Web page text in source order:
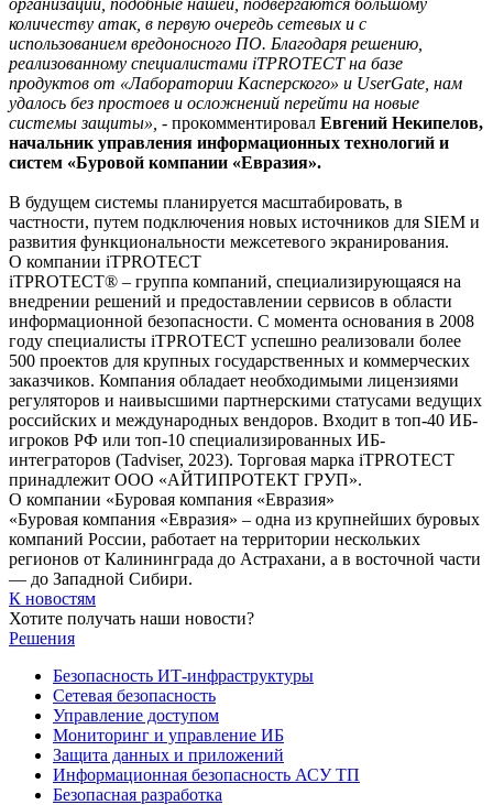
количеству атак, в первую очередь сетевых и с
использованием вредоносного ПО. Благодаря решению,
реализованному специалистами iTPROTECT на базе
продуктов от «Лаборатории Касперского» и UserGate, нам
удалось без простоев и осложнений перейти на новые
системы защиты», - прокомментировал Евгений Некипелов,
начальник управления информационных технологий и
систем «Буровой компании «Евразия».
В будущем системы планируется масштабировать, в
частности, путем подключения новых источников для SIEM и
развития функциональности межсетевого экранирования.
О компании iTPROTECT
iTPROTECT® – группа компаний, специализирующаяся на
внедрении решений и предоставлении сервисов в области
информационной безопасности. С момента основания в 2008
году специалисты iTPROTECT успешно реализовали более
500 проектов для крупных государственных и коммерческих
заказчиков. Компания обладает необходимыми лицензиями
регуляторов и наивысшими партнерскими статусами ведущих
российских и международных вендоров. Входит в топ-40 ИБ-
игроков РФ или топ-10 специализированных ИБ-
интеграторов (Tadviser, 2023). Торговая марка iTPROTECT
принадлежит ООО «АЙТИПРОТЕКТ ГРУП».
О компании «Буровая компания «Евразия»
«Буровая компания «Евразия» – одна из крупнейших буровых
компаний России, работает на территории нескольких
регионов от Калининграда до Астрахани, а в восточной части
— до Западной Сибири.
К новостям
Хотите получать наши новости?
Решения
Безопасность ИТ-инфраструктуры
Сетевая безопасность
Управление доступом
Мониторинг и управление ИБ
Защита данных и приложений
Информационная безопасность АСУ ТП
Безопасная разработка